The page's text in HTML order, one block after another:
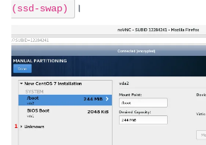
(ssd-swap)
।